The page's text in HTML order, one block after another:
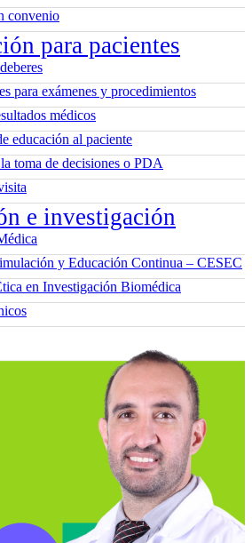
convenio
para pacientes
para exámenes y procedimientos
médicos
educación al paciente
toma de decisiones o PDA
e investigación
y Educación Continua – CESEC
en Investigación Biomédica